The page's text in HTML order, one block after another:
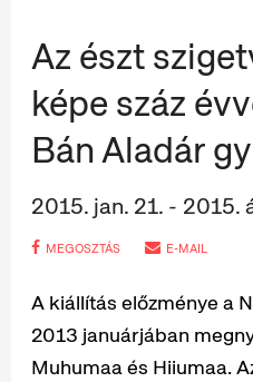
Az észt
képe száz
Bán Aladár
2015. jan. 21. - 2015.
MEGOSZTÁS E-MAIL
A kiállítás előzménye a
2013 januárjában
Muhumaa és Hiiumaa.